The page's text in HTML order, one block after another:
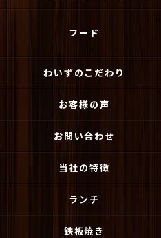
フード
わいずのこだわり
お客様の声
お問い合わせ
当社の特徴
ランチ
鉄板焼き